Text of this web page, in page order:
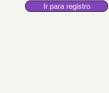
Ir para registro